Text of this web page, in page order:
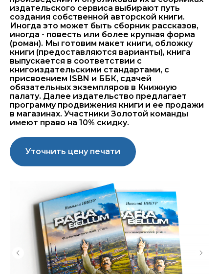
издательского сервиса выбирают путь
создания собственной авторской книги.
Иногда это может быть сборник рассказов,
иногда - повесть или более крупная форма
(роман). Мы готовим макет книги, обложку
книги (предоставляются варианты), книга
выпускается в соответствии с
книгоиздательскими стандартами, с
присвоением ISBN и ББК, сдачей
обязательных экземпляров в Книжную
палату. Далее издательство предлагает
программу продвижения книги и ее продажи
в магазинах. Участники Золотой команды
имеют право на 10% скидку.
Уточнить цену печати